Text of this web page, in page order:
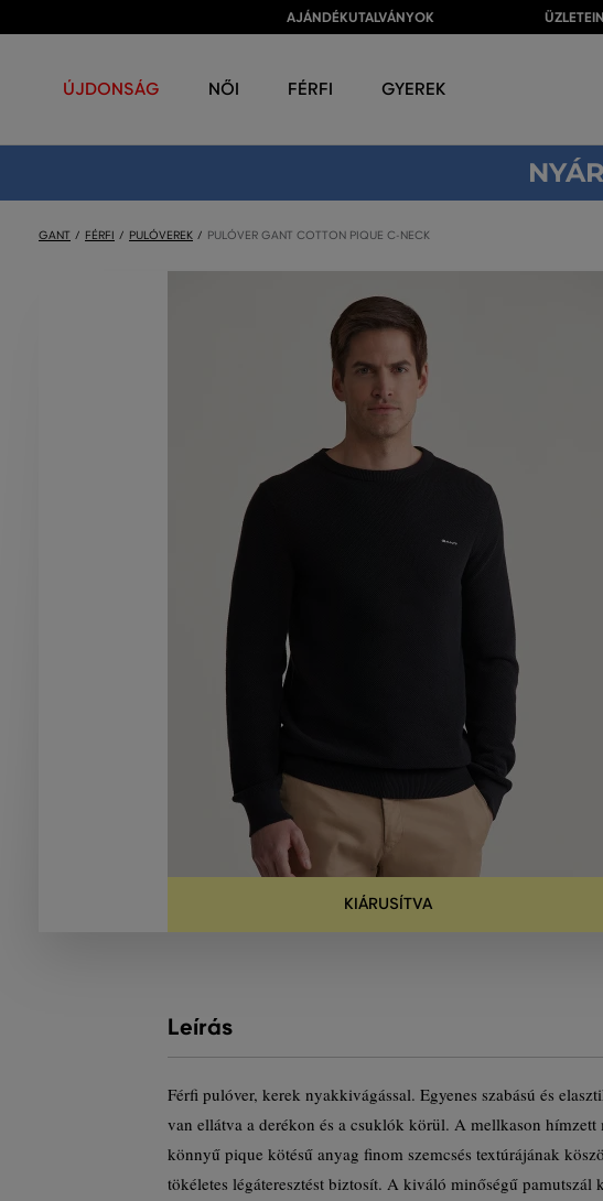
AJÁNDÉKUTALVÁNYOK
ÚJDONSÁG NŐI FÉRFI GYEREK
GANT FÉRFI PULÓVEREK PULÓVER GANT COTTON PIQUE C-NECK
KIÁRUSÍTVA
Leírás
Férfi pulóver, kerek nyakkivágással. Egyenes szabású és
van ellátva a derékon és a csuklók körül. A mellkason
könnyű pique kötésű anyag finom szemcsés textúrájának
tökéletes légáteresztést biztosít. A kiváló minőségű pamutszál